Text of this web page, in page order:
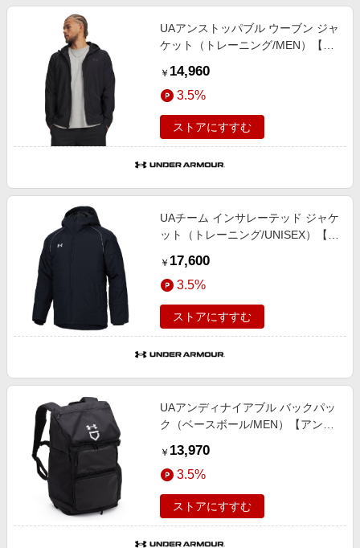
UAアンストッパブル ウーブン ジャ
ケット（トレーニング/MEN）【ア
ARMOUR】
￥ 14,960
3.5%
ストアにすすむ
UAチーム インサレーテッド ジャケ
ット（トレーニング/UNISEX）【ア
ARMOUR】
￥ 17,600
3.5%
ストアにすすむ
UAアンディナイアブル バックパッ
ク（ベースボール/MEN）【アンダ
￥ 13,970
3.5%
ストアにすすむ